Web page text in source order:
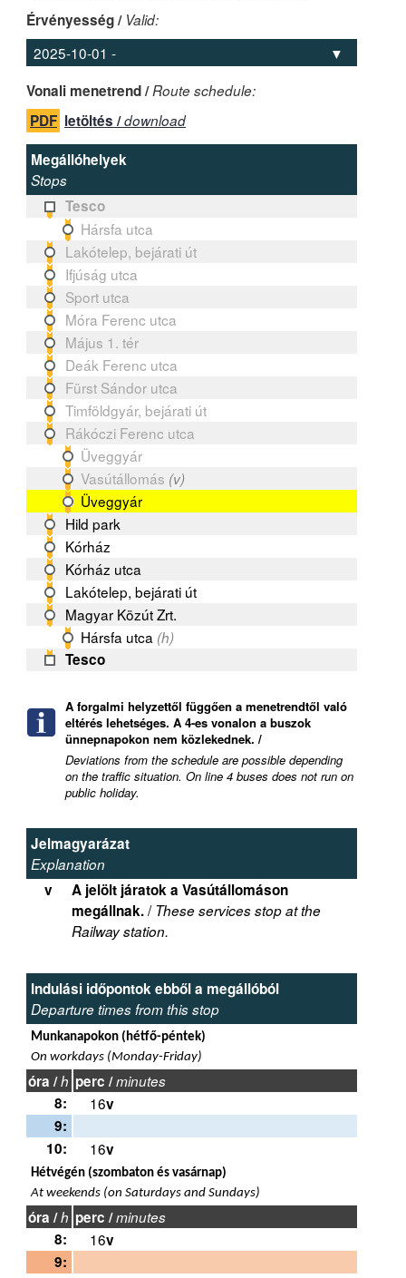
Érvényesség / Valid:
Vonali menetrend /Route schedule:
PDF letöltés /download
Megállóhelyek
Stops
Tesco
Hársfa utca
Lakótelep, bejárati út
Ifjúság utca
Sport utca
Móra Ferenc utca
Május 1. tér
Deák Ferenc utca
Fürst Sándor utca
Timföldgyár, bejárati út
Rákóczi Ferenc utca
Üveggyár
Vasútállomás (v)
Üveggyár
Hild park
Kórház
Kórház utca
Lakótelep, bejárati út
Magyar Közút Zrt.
Hársfa utca (h)
Tesco
A forgalmi helyzettől függően a menetrendtől való
eltérés lehetséges. A 4-es vonalon a buszok
ünnepnapokon nem közlekednek. /
Deviations from the schedule are possible depending
on the traffic situation. On line 4 buses does not run on
public holiday.
Jelmagyarázat
Explanation
v
A jelölt járatok a Vasútállomáson
megállnak./These services stop at the
Railway station.
Indulási időpontok ebből a megállóból
Departure times from this stop
Munkanapokon (hétfő-péntek)
On workdays (Monday-Friday)
óra /h perc /minutes
8: 16v
9:
10:
16v
Hétvégén (szombaton és vasárnap)
At weekends (on Saturdays and Sundays)
óra /h perc /minutes
8: 16v
9: